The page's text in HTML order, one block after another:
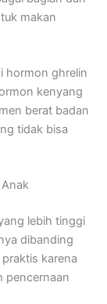
makan
hormon ghrelin
kenyang
berat badan
tidak bisa
lebih tinggi
dibanding
karena
pencernaan